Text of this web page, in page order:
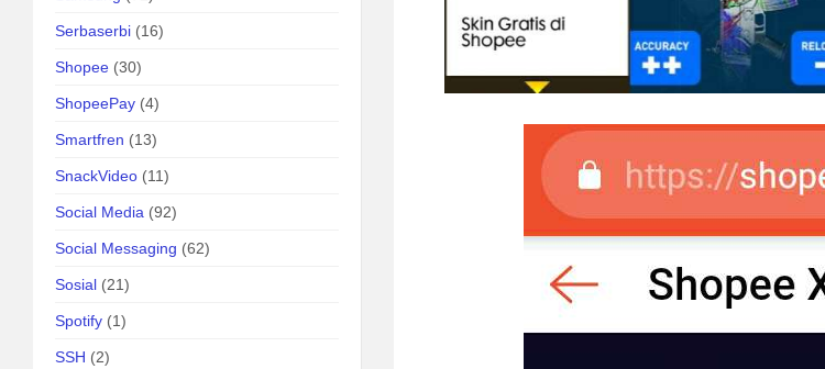
Serbaserbi (16)
Shopee (30)
ShopeePay (4)
Smartfren (13)
SnackVideo (11)
Social Media (92)
Social Messaging (62)
Sosial (21)
Spotify (1)
SSH (2)